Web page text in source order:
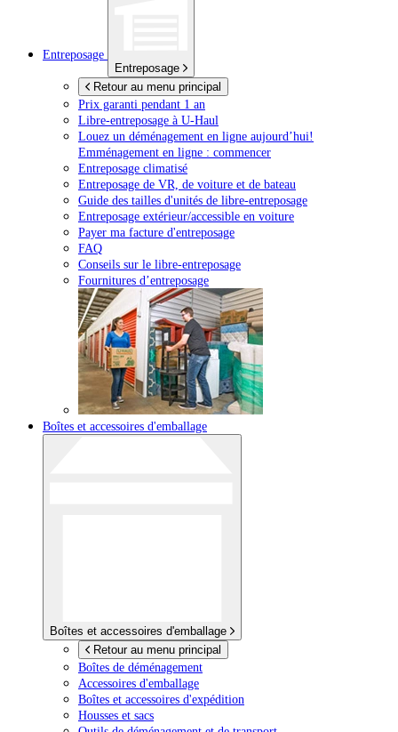
Entreposage
Entreposage
Retour au menu principal
Prix garanti pendant 1 an
Libre-entreposage à U-Haul
Louez un déménagement en ligne aujourd’hui!
Emménagement en ligne : commencer
Entreposage climatisé
Entreposage de VR, de voiture et de bateau
Guide des tailles d'unités de libre-entreposage
Entreposage extérieur/accessible en voiture
Payer ma facture d'entreposage
FAQ
Conseils sur le libre-entreposage
Fournitures d’entreposage
Boîtes et accessoires d'emballage
Boîtes et accessoires d'emballage
Retour au menu principal
Boîtes de déménagement
Accessoires d'emballage
Boîtes et accessoires d'expédition
Housses et sacs